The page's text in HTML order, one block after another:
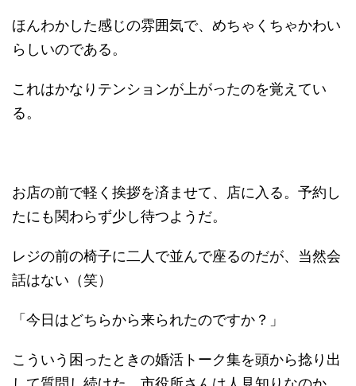
ほんわかした感じの雰囲気で、めちゃくちゃかわい
らしいのである。
これはかなりテンションが上がったのを覚えてい
る。
お店の前で軽く挨拶を済ませて、店に入る。予約し
たにも関わらず少し待つようだ。
レジの前の椅子に二人で並んで座るのだが、当然会
話はない（笑）
「今日はどちらから来られたのですか？」
こういう困ったときの婚活トーク集を頭から捻り出
して質問し続けた。市役所さんは人見知りなのか、